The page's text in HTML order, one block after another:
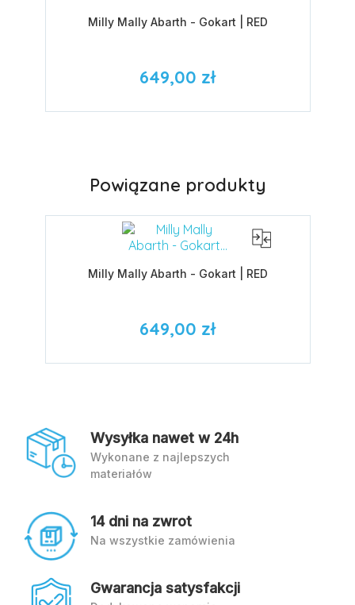
Powiązane produkty
Milly Mally Abarth - Gokart | RED
649,00 zł
Milly Mally Abarth - Gokart | RED
649,00 zł
Wysyłka nawet w 24h
Wykonane z najlepszych
materiałów
14 dni na zwrot
Na wszystkie zamówienia
Gwarancja satysfakcji